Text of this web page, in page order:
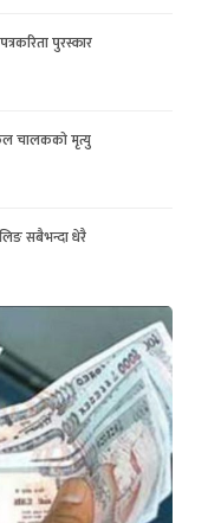
पुरस्कार
चालकको मृत्यु
सबैभन्दा धेरै